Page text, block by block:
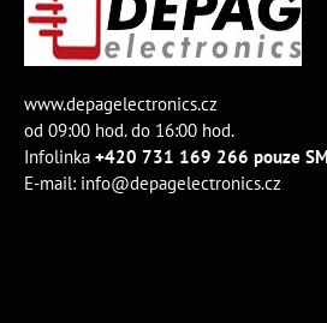
www.depagelectronics.cz
od 09:00 hod. do 16:00 hod.
Infolinka +420 731 169 266 pouze
E-mail: info@depagelectronics.cz